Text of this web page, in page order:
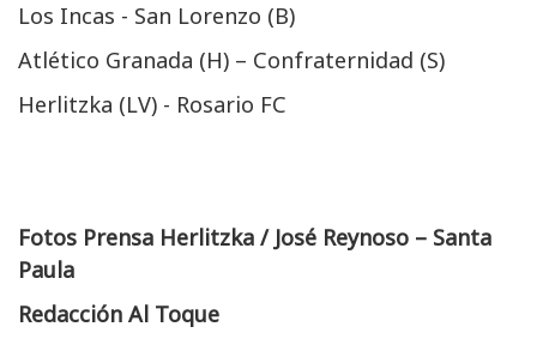
Los Incas - San Lorenzo (B)
Atlético Granada (H) – Confraternidad (S)
Herlitzka (LV) - Rosario FC
Fotos Prensa Herlitzka / José Reynoso – Santa
Paula
Redacción Al Toque